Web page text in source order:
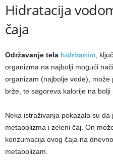
Hidratacija
čaja
Održavanje tela hidriranim,
organizma na najbolji mogući
organizam (najbolje vode),
brže, te sagoreva kalorije na bolji
Neka istraživanja pokazala su
metabolizma i zeleni čaj. On
konzumacija ovog čaja na
metabolizam.